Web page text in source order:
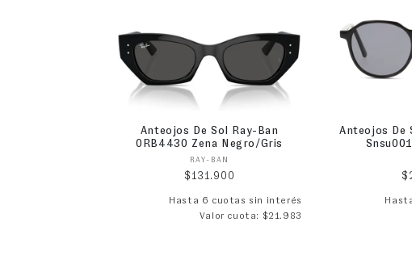
Anteojos De Sol Ray-Ban
0RB4430 Zena Negro/Gris
Proveedor:
RAY-BAN
Precio habitual
$131.900
Hasta 6 cuotas sin interés
Valor cuota: $21.983
Anteojos De